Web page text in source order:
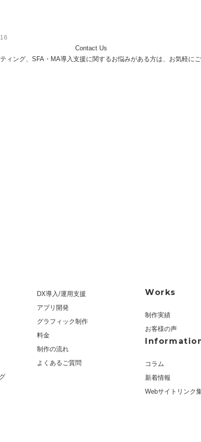
Contact Us
ィング、SFA・MA導入支援に関するお悩みがある方は、お気軽にご
DX導入/運用支援
アプリ開発
グラフィック制作
料金
制作の流れ
よくあるご質問
Works
制作実績
お客様の声
コラム
新着情報
Webサイトリンク